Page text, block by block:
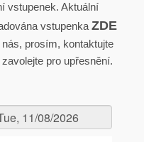
vstupenek. Aktuální
vstupenka ZDE
prosím, kontaktujte
pro upřesnění.